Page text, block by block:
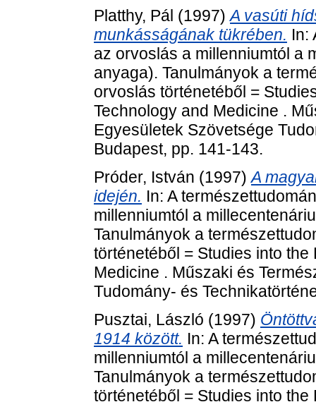
Platthy, Pál (1997)A vasúti
munkásságának tükrében. In:
az orvoslás a millenniumtól a
anyaga). Tanulmányok a
orvoslás történetéből =
Technology and Medicine .
Egyesületek Szövetsége
Budapest, pp. 141-143.
Próder, István (1997)A
idején. In: A
millenniumtól a
Tanulmányok a
történetéből = Studies into
Medicine . Műszaki és
Tudomány- és
Pusztai, László (1997)
1914 között. In: A
millenniumtól a
Tanulmányok a
történetéből = Studies into